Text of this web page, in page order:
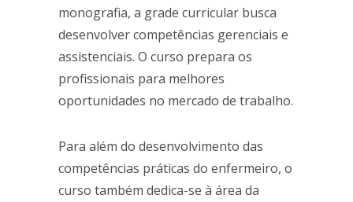
monografia, a grade curricular busca
desenvolver competências gerenciais e
assistenciais. O curso prepara os
profissionais para melhores
oportunidades no mercado de trabalho.
Para além do desenvolvimento das
competências práticas do enfermeiro, o
curso também dedica-se à área da